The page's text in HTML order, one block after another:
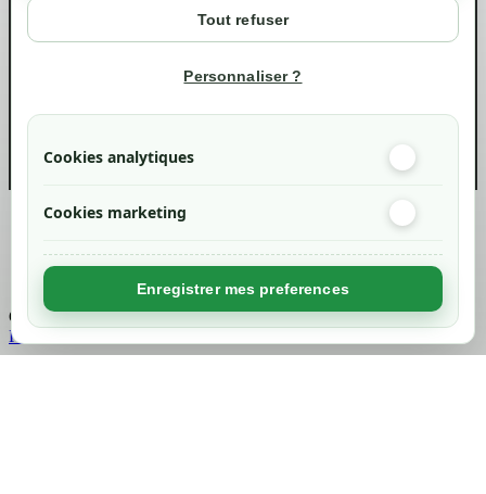
Tout refuser
Personnaliser ?
Cookies analytiques
Cookies marketing
Enregistrer mes preferences
info@green-tech-shop.com
Created byNageoconcept
Chargement...
Retour en haut